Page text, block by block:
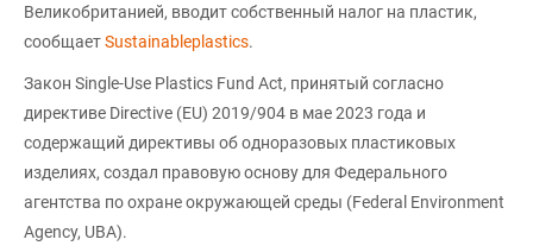
Великобританией, вводит собственный налог на пластик,
сообщаетSustainableplastics.
Закон Single-Use Plastics Fund Act, принятый согласно
директиве Directive (EU) 2019/904 в мае 2023 года и
содержащий директивы об одноразовых пластиковых
изделиях, создал правовую основу для Федерального
агентства по охране окружающей среды (Federal Environment
Agency, UBA).